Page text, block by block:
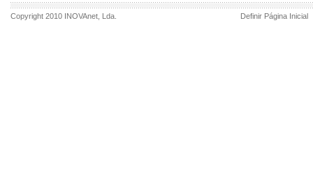
Copyright 2010 INOVAnet , Lda. Definir Página Inicial